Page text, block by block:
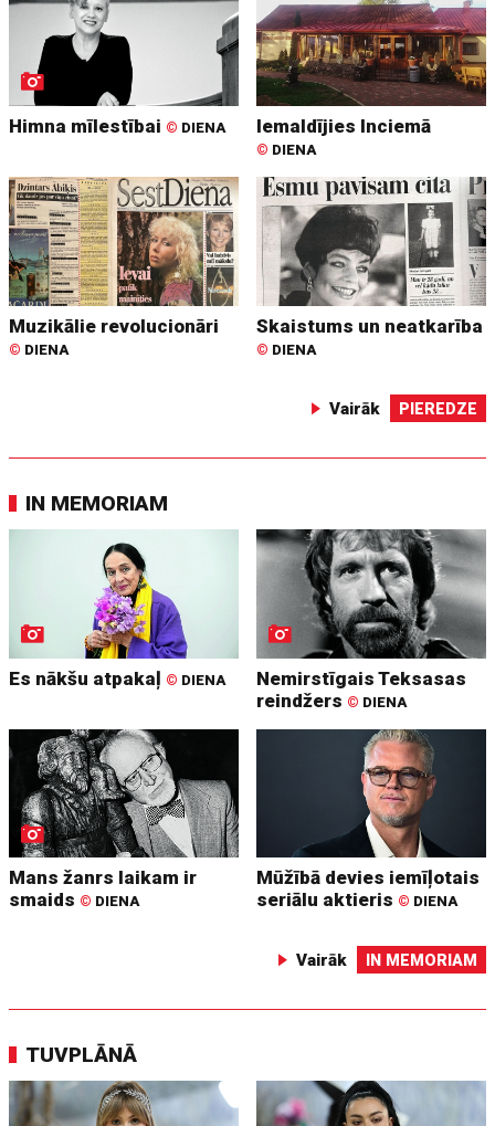
Himna mīlestībai © DIENA Iemaldījies Inciemā
© DIENA
Muzikālie revolucionāri
© DIENA
Skaistums un neatkarība
© DIENA
Vairāk PIEREDZE
IN MEMORIAM
Es nākšu atpakaļ © DIENA
Nemirstīgais Teksasas
reindžers © DIENA
Mans žanrs laikam ir
smaids © DIENA
Mūžībā devies iemīļotais
seriālu aktieris © DIENA
Vairāk IN MEMORIAM
TUVPLĀNĀ